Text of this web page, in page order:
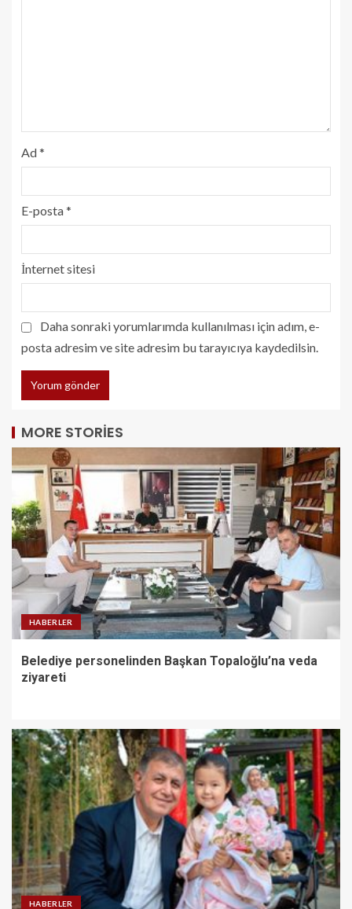
Ad*
E-posta*
İnternet sitesi
Daha sonraki yorumlarımda kullanılması için adım, e-
posta adresim ve site adresim bu tarayıcıya kaydedilsin.
MORE STORIES
HABERLER
Belediye personelinden Başkan Topaloğlu’na veda
ziyareti
HABERLER